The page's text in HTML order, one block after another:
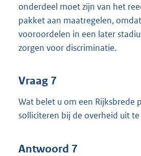
onderdeel moet zijn van het
pakket aan maatregelen,
vooroordelen in een later
zorgen voor discriminatie.
Vraag 7
Wat belet u om een Rijksbrede
solliciteren bij de overheid uit te
Antwoord 7